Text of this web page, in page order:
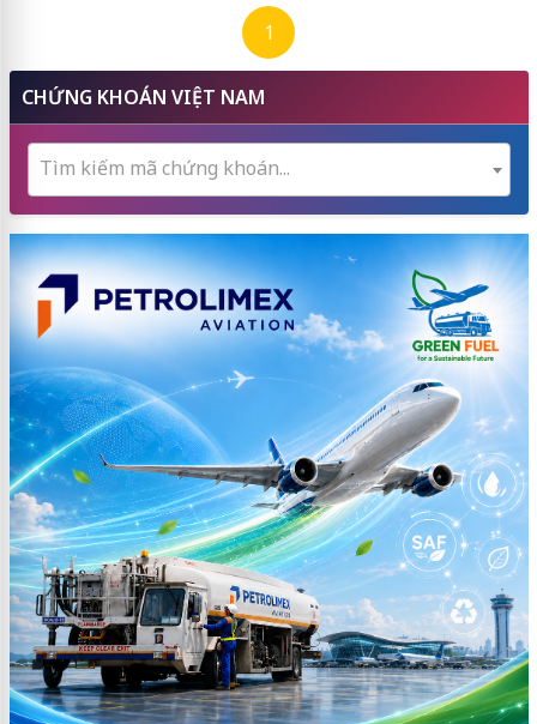
1
CHỨNG KHOÁN VIỆT NAM
Tìm kiếm mã chứng khoán...